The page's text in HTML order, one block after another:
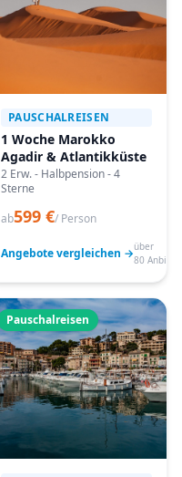
PAUSCHALREISEN
1 Woche Marokko
Agadir & Atlantikküste
2 Erw. - Halbpension - 4
Sterne
ab599 €/ Person
Angebote vergleichen →über
80
Pauschalreisen